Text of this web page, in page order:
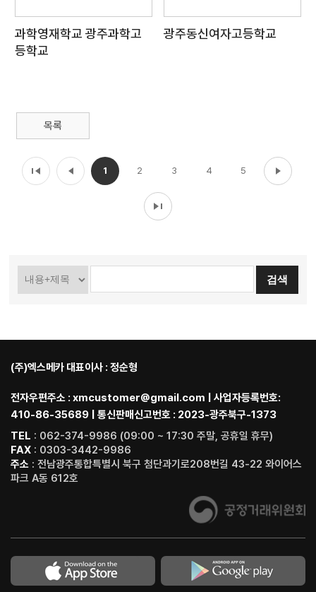
과학영재학교 광주과학고
등학교
광주동신여자고등학교
목록
1 2 3 4 5
(주)엑스메카 대표이사 : 정순형
전자우편주소 : xmcustomer@gmail.com | 사업자등록번호:
410-86-35689 | 통신판매신고번호 : 2023-광주북구-1373
TEL : 062-374-9986 (09:00 ~ 17:30 주말, 공휴일 휴무)
FAX : 0303-3442-9986
주소 : 전남광주통합특별시 북구 첨단과기로208번길 43-22 와이어스
파크 A동 612호